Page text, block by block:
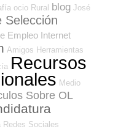
ocio Rural blog José
Selección
Empleo Internet
Amigos Herramientas
Recursos
Medio
Sobre OL
Redes Sociales